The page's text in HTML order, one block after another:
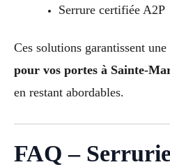
Serrure certifiée A2P
Ces solutions garantissent une
pour vos portes à Sainte-
en restant abordables.
FAQ –